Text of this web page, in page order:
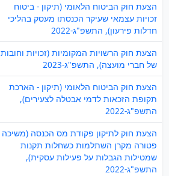
הצעת חוק הביטוח הלאומי (תיקון - ביטוח
זכויות עצמאי שעיקר הכנסתו מעסק בהליכי
חדלות פירעון), התשפ"ג-2022
הצעת חוק הרשויות המקומיות (זכויות וחובות
של חברי מועצה), התשפ"ג-2023
הצעת חוק הביטוח הלאומי (תיקון - הארכת
תקופת הזכאות לדמי אבטלה לצעירים),
התשפ"ג-2022
הצעת חוק לתיקון פקודת מס הכנסה (משיכה
פטורה מקרן השתלמות כשחלות תקנות
שמטילות הגבלות על פעילות עסקית),
התשפ"ג-2022